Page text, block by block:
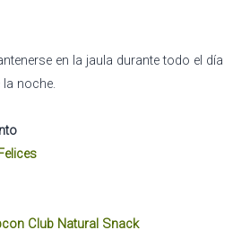
en la jaula durante todo el día
noche.
Club Natural Snack